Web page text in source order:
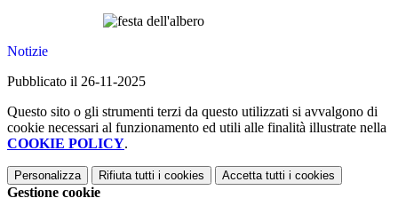
Notizie
Pubblicato il 26-11-2025
Questo sito o gli strumenti terzi da questo utilizzati si avvalgono di
cookie necessari al funzionamento ed utili alle finalità illustrate nella
COOKIE POLICY.
Personalizza Rifiuta tutti i cookies Accetta tutti i cookies
Gestione cookie